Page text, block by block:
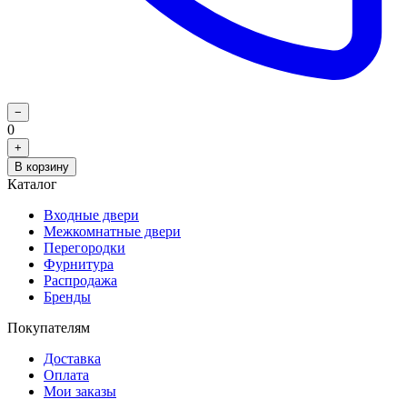
−
0
+
В корзину
Каталог
Входные двери
Межкомнатные двери
Перегородки
Фурнитура
Распродажа
Бренды
Покупателям
Доставка
Оплата
Мои заказы